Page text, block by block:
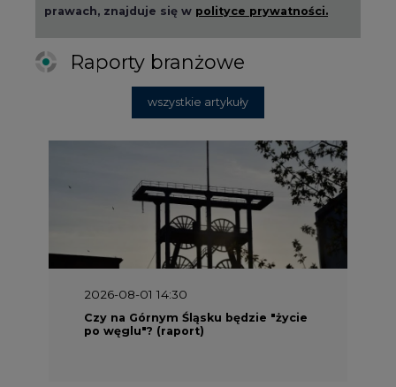
prawach, znajduje się w polityce prywatności.
Raporty branżowe
wszystkie artykuły
2026-08-01 14:30
Czy na Górnym Śląsku będzie "życie
po węglu"? (raport)